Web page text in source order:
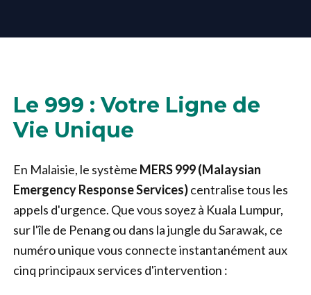
Le 999 : Votre Ligne de
Vie Unique
En Malaisie, le système MERS 999 (Malaysian
Emergency Response Services)centralise tous les
appels d'urgence. Que vous soyez à Kuala Lumpur,
sur l'île de Penang ou dans la jungle du Sarawak, ce
numéro unique vous connecte instantanément aux
cinq principaux services d'intervention :